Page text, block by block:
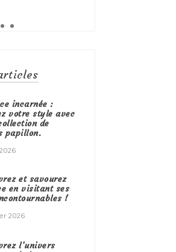
incarnée :
votre style avec
de
papillon.
et savourez
en visitant ses
!
2026
l’univers